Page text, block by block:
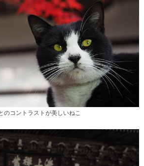
のコントラストが美しいねこ